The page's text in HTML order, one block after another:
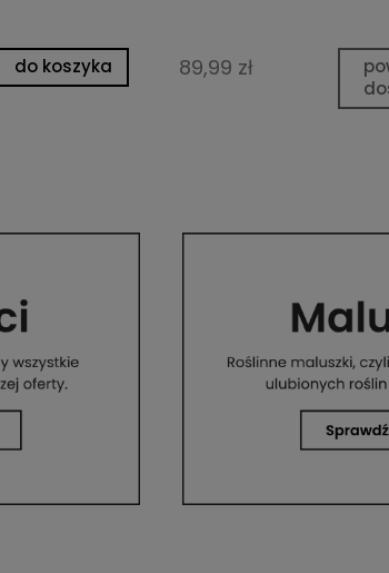
do koszyka 89,99 zł